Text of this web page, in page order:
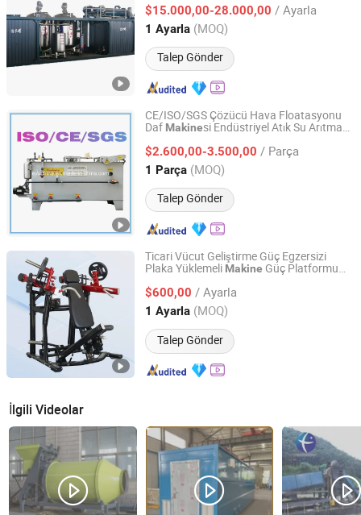
Ekipmanı
$15.000,00-28.000,00 / Ayarla
1 Ayarla (MOQ)
Talep Gönder
Shandong, China Fiyat 2025
CE/ISO/SGS Çözücü Hava Floatasyonu
Daf Makinesi Endüstriyel Atık Su Arıtma
Bertaraf Ekipmanı
$2.600,00-3.500,00 / Parça
1 Parça (MOQ)
Talep Gönder
Qingdao EVU Environmental And Engineering Equipment
Co., Ltd.
Shandong, China Fiyat 2020
Ticari Vücut Geliştirme Güç Egzersizi
Plaka Yüklemeli Makine Güç Platformu
$600,00 / Ayarla
1 Ayarla (MOQ)
Talep Gönder
Shandong Coolbuild Fitness Equipment Co., Ltd
Shandong, China Fiyat 2024
İlgili Videolar